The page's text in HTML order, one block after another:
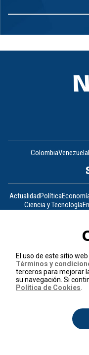
8
ColombiaVenezuela
ActualidadPolítica
Ciencia y Tecnología
La entrevista de
Mesa de periodistas
Responsabilidad Social
Informe de
Ventas
El uso de este sitio
Términos y
terceros para mejorar
su navegación. Si
Política de Cookies